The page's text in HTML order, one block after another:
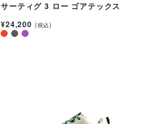
サーティグ 3 ロー ゴアテックス
¥24,200 (税込)